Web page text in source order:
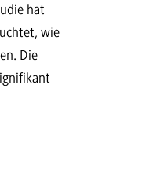
hat
wie
Die